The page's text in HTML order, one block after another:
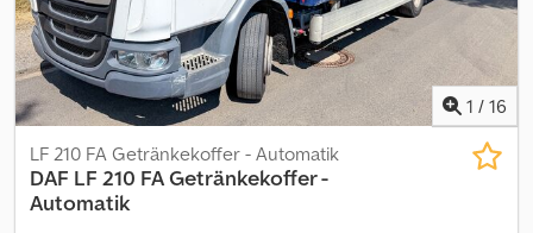
question sur le véhicule ou pour plus d’informations, écrivez-nous
facilement via WhatsApp WhatsApp allemand, anglais -- WhatsApp
allemand, anglais, arabe
1 / 16
LF 210 FA Getränkekoffer - Automatik
DAF LF 210 FA Getränkekoffer -
Automatik